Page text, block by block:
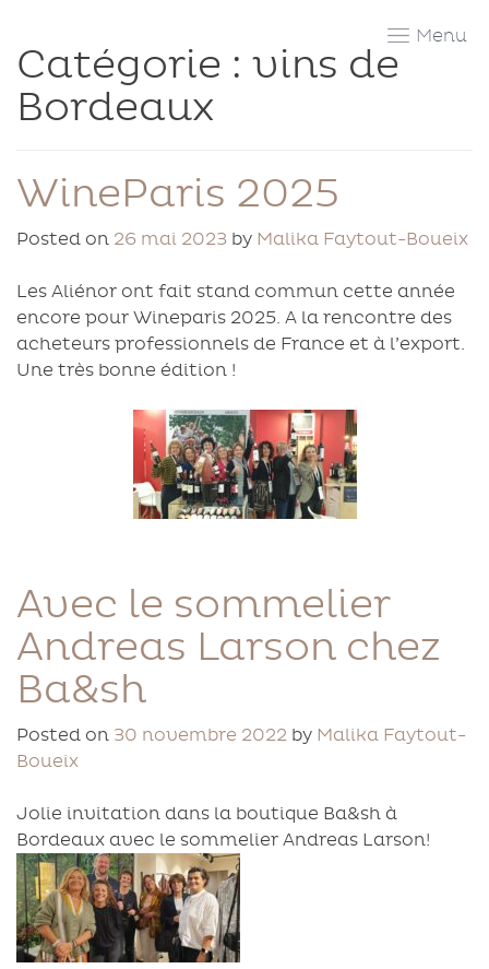
content
Catégorie : vins de
Bordeaux
WineParis 2025
Posted on 26 mai 2023 by Malika Faytout-Boueix
Les Aliénor ont fait stand commun cette année
encore pour Wineparis 2025. A la rencontre des
acheteurs professionnels de France et à l’export.
Une très bonne édition !
Avec le sommelier
Andreas Larson chez
Ba&sh
Posted on 30 novembre 2022 by Malika Faytout-
Boueix
Jolie invitation dans la boutique Ba&sh à
Bordeaux avec le sommelier Andreas Larson!